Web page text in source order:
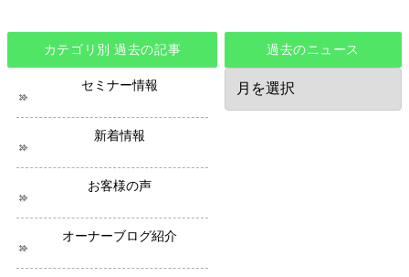
カテゴリ別 過去の記事
セミナー情報
新着情報
お客様の声
オーナーブログ紹介
過去のニュース
の